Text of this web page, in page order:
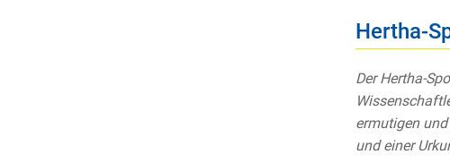
Hertha-
Der Hertha-
ermutigen
und einer